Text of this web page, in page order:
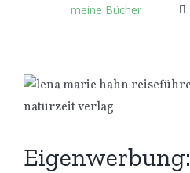
meine Bücher
Eigenwerbung: